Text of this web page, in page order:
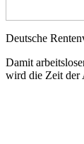
Deutsche
Damit
wird die Zeit der